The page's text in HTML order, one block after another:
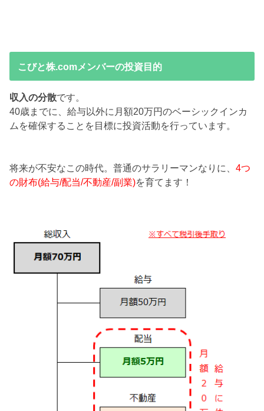
こびと株.comメンバーの投資目的
収入の分散です。
40歳までに、給与以外に月額20万円のベーシックインカ
ムを確保することを目標に投資活動を行っています。
将来が不安なこの時代。普通のサラリーマンなりに、4つ
の財布(給与/配当/不動産/副業)を育てます！